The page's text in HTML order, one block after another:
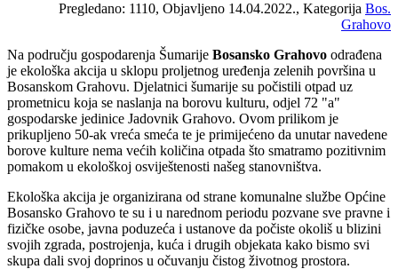
Pregledano: 1110, Objavljeno 14.04.2022., Kategorija Bos.
Grahovo
Na području gospodarenja Šumarije Bosansko Grahovo odrađena
je ekološka akcija u sklopu proljetnog uređenja zelenih površina u
Bosanskom Grahovu. Djelatnici šumarije su počistili otpad uz
prometnicu koja se naslanja na borovu kulturu, odjel 72 "a"
gospodarske jedinice Jadovnik Grahovo. Ovom prilikom je
prikupljeno 50-ak vreća smeća te je primijećeno da unutar navedene
borove kulture nema većih količina otpada što smatramo pozitivnim
pomakom u ekološkoj osviještenosti našeg stanovništva.
Ekološka akcija je organizirana od strane komunalne službe Općine
Bosansko Grahovo te su i u narednom periodu pozvane sve pravne i
fizičke osobe, javna poduzeća i ustanove da počiste okoliš u blizini
svojih zgrada, postrojenja, kuća i drugih objekata kako bismo svi
skupa dali svoj doprinos u očuvanju čistog životnog prostora.